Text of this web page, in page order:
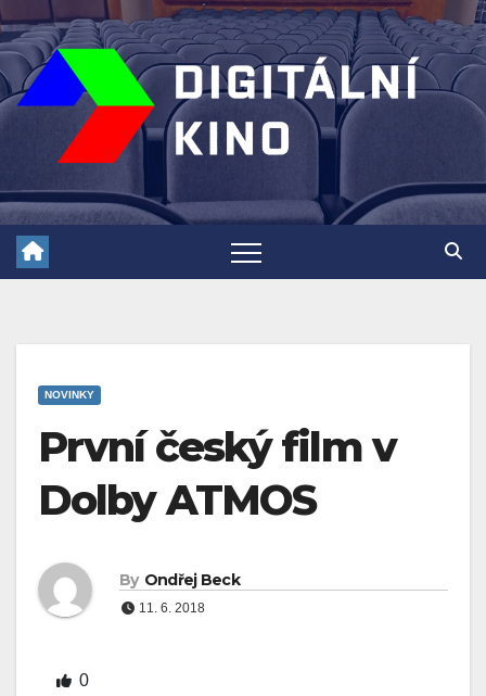
Skip
to
content
NOVINKY
První český film v
Dolby ATMOS
By Ondřej Beck
11. 6. 2018
0